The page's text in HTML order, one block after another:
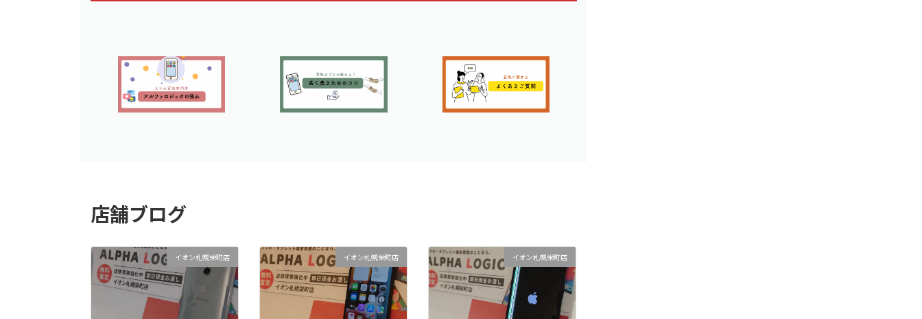
店舗ブログ
イオン札幌栄町店 イオン札幌栄町店 イオン札幌栄町店